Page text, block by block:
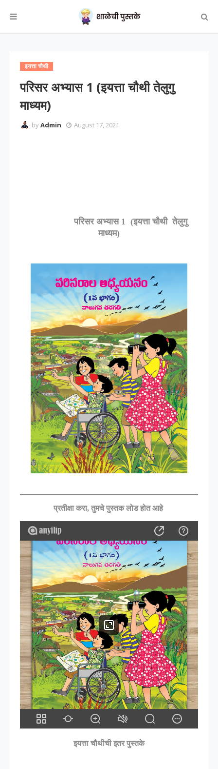
इयत्ता चौथी
परिसर अभ्यास 1 (इयत्ता चौथी तेलुगु
माध्यम)
byAdmin August 17, 2021
परिसर अभ्यास 1 (इयत्ता चौथी तेलुगु
माध्यम)
प्रतीक्षा करा, तुमचे पुस्तक लोड होत आहे
इयत्ता चौथीची इतर पुस्तके